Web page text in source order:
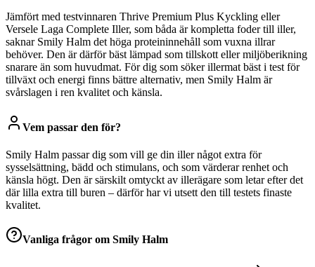
Jämfört med testvinnaren Thrive Premium Plus Kyckling eller
Versele Laga Complete Iller, som båda är kompletta foder till iller,
saknar Smily Halm det höga proteininnehåll som vuxna illrar
behöver. Den är därför bäst lämpad som tillskott eller miljöberikning
snarare än som huvudmat. För dig som söker illermat bäst i test för
tillväxt och energi finns bättre alternativ, men Smily Halm är
svårslagen i ren kvalitet och känsla.
Vem passar den för?
Smily Halm passar dig som vill ge din iller något extra för
sysselsättning, bädd och stimulans, och som värderar renhet och
känsla högt. Den är särskilt omtyckt av illerägare som letar efter det
där lilla extra till buren – därför har vi utsett den till testets finaste
kvalitet.
Vanliga frågor om Smily Halm